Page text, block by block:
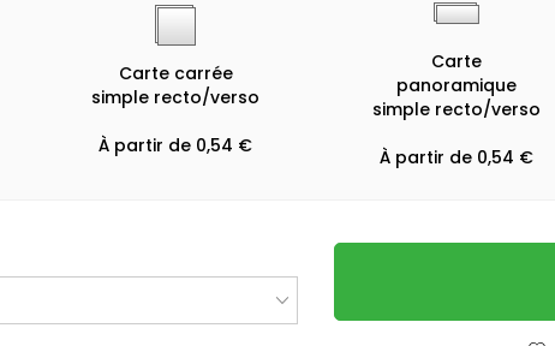
Carte carrée
simple recto/verso
À partir de 0,54 €
Carte
panoramique
simple recto/verso
À partir de 0,54 €